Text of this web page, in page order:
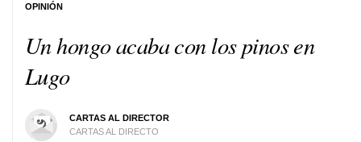
Un hongo acaba con los pinos en
Lugo
CARTAS AL DIRECTOR
CARTAS AL DIRECTO
OPINIÓN